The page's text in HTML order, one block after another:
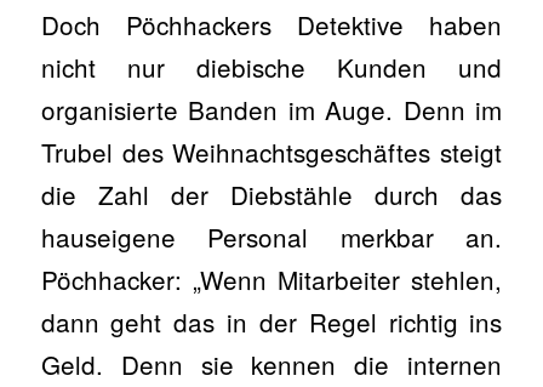
Doch Pöchhackers Detektive haben
nicht nur diebische Kunden und
organisierte Banden im Auge. Denn im
Trubel des Weihnachtsgeschäftes steigt
die Zahl der Diebstähle durch das
hauseigene Personal merkbar an.
Pöchhacker: „Wenn Mitarbeiter stehlen,
dann geht das in der Regel richtig ins
Geld. Denn sie kennen die internen